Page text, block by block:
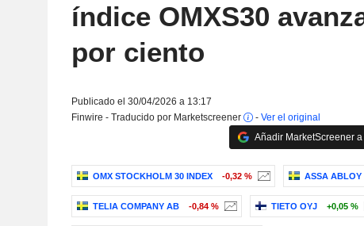
índice OMXS30
por ciento
Publicado el 30/04/2026 a 13:17
Finwire - Traducido por Marketscreener
- Ver el original
Añadir MarketScreener
OMX STOCKHOLM 30 INDEX -0,32 % ASSA ABLOY
TELIA COMPANY AB -0,84 % TIETO OYJ +0,05 %